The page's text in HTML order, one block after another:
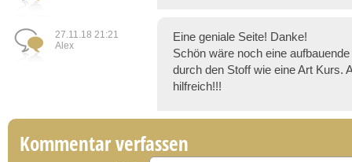
27.11.18 21:21
Alex
Eine geniale Seite! Danke!
Schön wäre noch eine
durch den Stoff wie eine Art Kurs.
hilfreich!!!
Kommentar verfassen